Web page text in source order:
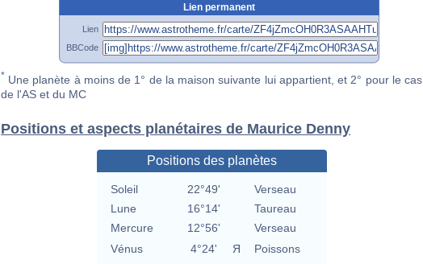
Lien permanent
Lien
BBCode
* Une planète à moins de 1° de la maison suivante lui appartient, et 2° pour le cas
de l'AS et du MC
Positions et aspects planétaires de Maurice Denny
Positions des planètes
Soleil 22°49'
Verseau
Lune
16°14'
Taureau
Mercure
12°56'
Verseau
Vénus
4°24' Я
Poissons